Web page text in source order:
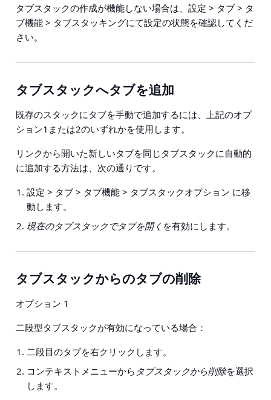
タブスタックの作成が機能しない場合は、 設定 > タブ > タ
ブ機能 > タブスタッキングにて設定の状態を確認してくだ
さい。
タブスタックへタブを追加
既存のスタックにタブを手動で追加するには、上記のオプ
ション1または2のいずれかを使用します。
リンクから開いた新しいタブを同じタブスタックに自動的
に追加する方法は、次の通りです。
設定 > タブ > タブ機能 > タブスタックオプション に移
動します。
現在のタブスタックでタブを開く を有効にします。
タブスタックからのタブの削除
オプション 1
二段型タブスタックが有効になっている場合：
二段目のタブを右クリックします。
コンテキストメニューから タブスタックから削除を選択
します。